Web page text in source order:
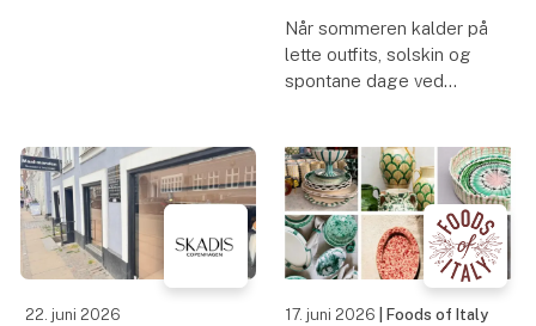
levende udtryk, der
stadig re
Når sommeren kalder på
lette outfits, solskin og
spontane dage ved
følge med livet uden
begrænsninger. SKADIS
Waterproof Collection er
skabt netop til det
22. juni 2026
17. juni 2026 | Foods of Italy